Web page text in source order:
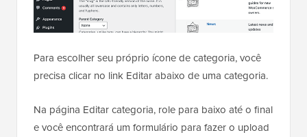
Para escolher seu próprio ícone de categoria, você
precisa clicar no link Editar abaixo de uma categoria.
Na página Editar categoria, role para baixo até o final
e você encontrará um formulário para fazer o upload